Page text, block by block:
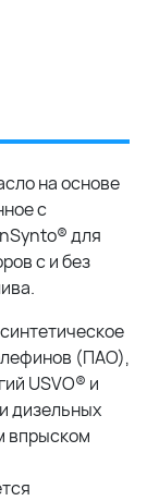
на основе
с
для
с и без
(ПАО),
USVO® и
дизельных
впрыском